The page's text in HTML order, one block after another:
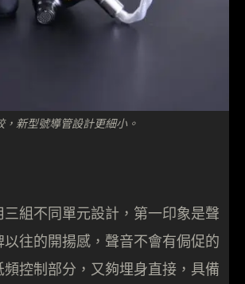
新型號導管設計更細小。
組不同單元設計，第一印象是聲
往的開揚感，聲音不會有侷促的
控制部分，又夠埋身直接，具備